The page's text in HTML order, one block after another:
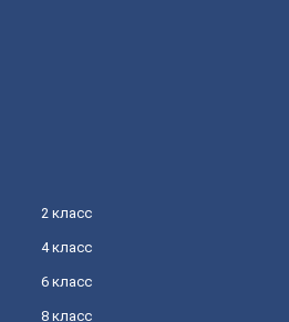
2 класс
4 класс
6 класс
8 класс